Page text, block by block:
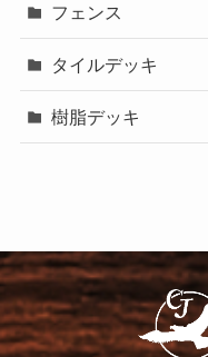
フェンス
タイルデッキ
樹脂デッキ